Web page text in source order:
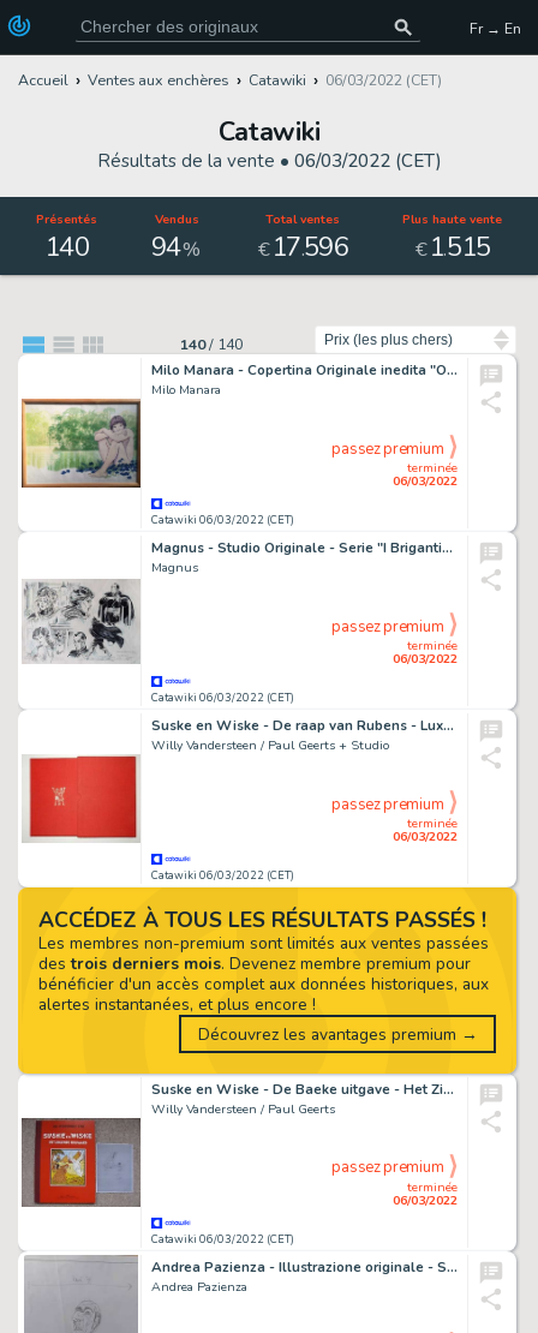
Fr → En
Accueil Ventes aux enchères Catawiki 06/03/2022 (CET)
Catawiki
Résultats de la vente • 06/03/2022 (CET)
Présentés
140
Vendus
94%
Total ventes
€ 17.596
Plus haute vente
€ 1.515
140/ 140
Milo Manara - Copertina Originale inedita "Opera Omnia " - cm 50x70 - Page volante - (1990)
Milo Manara
Catawiki 06/03/2022 (CET)
terminée
06/03/2022
passez premium
Magnus - Studio Originale - Serie "I Briganti" - Page volante
Magnus
Catawiki 06/03/2022 (CET)
terminée
06/03/2022
passez premium
Suske en Wiske - De raap van Rubens - Luxe uitgave ter gelegenheid huwelijk Willy Vandersteen - met opdrachttekening Paul Geerts - Linnen hardcover in schuifdoos - EO - (1977)
Willy Vandersteen / Paul Geerts + Studio
Catawiki 06/03/2022 (CET)
terminée
06/03/2022
passez premium
Suske en Wiske - De Baeke uitgave - Het Zingende Nijlpaard - Grootformaat album met pentekening door Paul Geerts - Cartonné - EO - (1990)
Willy Vandersteen / Paul Geerts
Catawiki 06/03/2022 (CET)
terminée
06/03/2022
passez premium
Andrea Pazienza - Illustrazione originale - Studio nudo maschile. - Page volante (1980)
Andrea Pazienza
ACCÉDEZ À TOUS LES RÉSULTATS PASSÉS !
Les membres non-premium sont limités aux ventes passées
destrois derniers mois. Devenez membre premium pour
bénéficier d'un accès complet aux données historiques, aux
alertes instantanées, et plus encore !
Découvrez les avantages premium →